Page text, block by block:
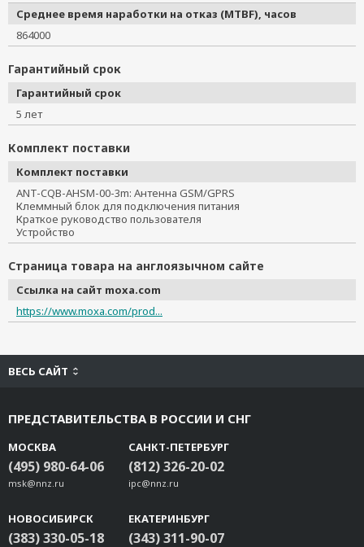
Среднее время наработки на отказ (MTBF), часов
864000
Гарантийный срок
Гарантийный срок
5 лет
Комплект поставки
Комплект поставки
ANT-CQB-AHSM-00-3m: Антенна GSM/GPRS
Клеммный блок для подключения питания
Краткое руководство пользователя
Устройство
Страница товара на англоязычном сайте
Ссылка на сайт moxa.com
https://www.moxa.com/prod...
ВЕСЬ САЙТ
ПРЕДСТАВИТЕЛЬСТВА В РОССИИ И СНГ
МОСКВА
(495) 980-64-06
msk@nnz.ru
САНКТ-ПЕТЕРБУРГ
(812) 326-20-02
ipc@nnz.ru
НОВОСИБИРСК
(383) 330-05-18
ЕКАТЕРИНБУРГ
(343) 311-90-07